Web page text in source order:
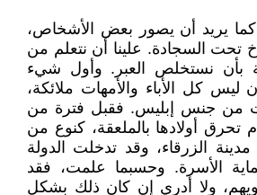
كما يريد أن يصور بعض الأشخاص،
تحت السجادة. علينا أن نتعلم من
بأن نستخلص العبر. وأول شيء
ليس كل الأباء والأمهات ملائكة،
من جنس إبليس. فقبل فترة من
أولادها بالملعقة، كنوع من
الزرقاء، وقد تدخلت الدولة
الأسرة. وحسبما علمت، فقد
ولا أدري إن كان ذلك بشكل